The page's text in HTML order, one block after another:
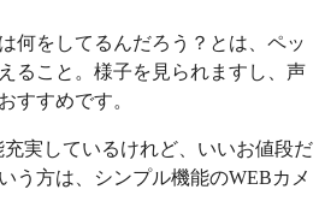
何をしてるんだろう？とは、ペッ
ること。様子を見られますし、声
すすめです。
実しているけれど、いいお値段だ
う方は、シンプル機能のWEBカメ